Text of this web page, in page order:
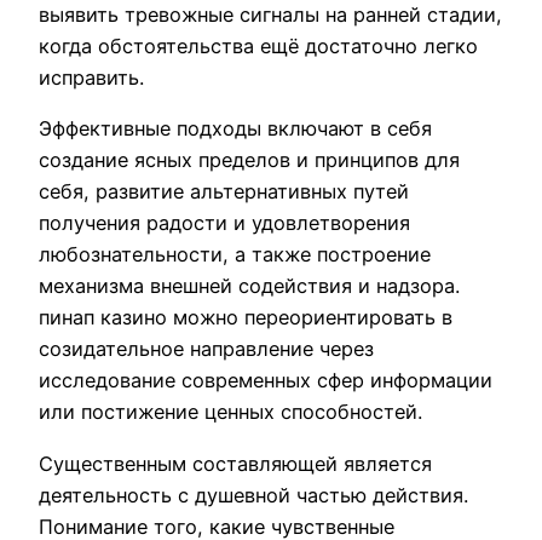
выявить тревожные сигналы на ранней стадии,
когда обстоятельства ещё достаточно легко
исправить.
Эффективные подходы включают в себя
создание ясных пределов и принципов для
себя, развитие альтернативных путей
получения радости и удовлетворения
любознательности, а также построение
механизма внешней содействия и надзора.
пинап казино можно переориентировать в
созидательное направление через
исследование современных сфер информации
или постижение ценных способностей.
Существенным составляющей является
деятельность с душевной частью действия.
Понимание того, какие чувственные